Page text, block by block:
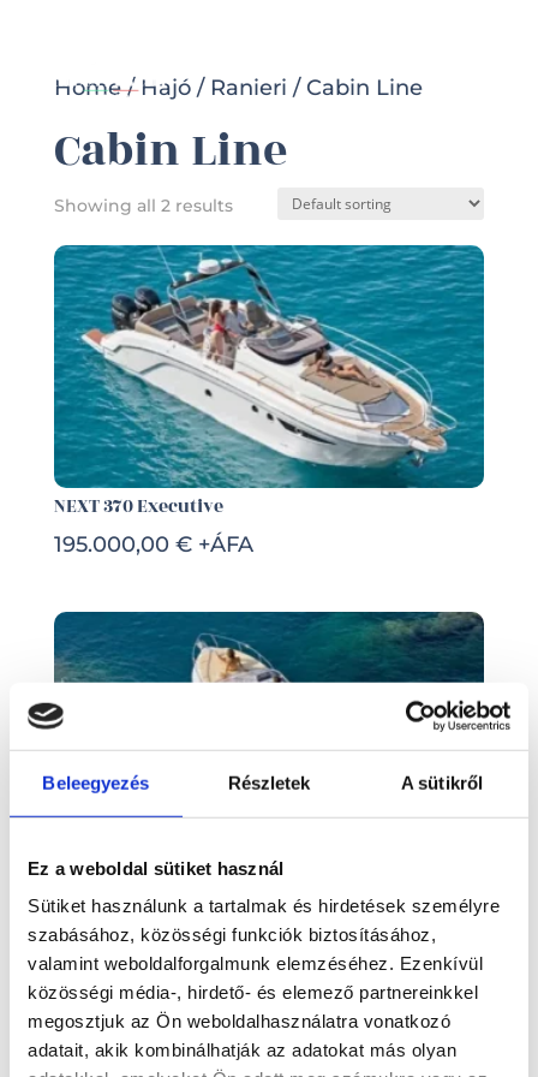
Beleegyezés Részletek A sütikről
Ez a weboldal sütiket használ
Sütiket használunk a tartalmak és hirdetések személyre
szabásához, közösségi funkciók biztosításához,
valamint weboldalforgalmunk elemzéséhez. Ezenkívül
közösségi média-, hirdető- és elemező partnereinkkel
megosztjuk az Ön weboldalhasználatra vonatkozó
adatait, akik kombinálhatják az adatokat más olyan
Home/Hajó/ Ranieri / Cabin Line
Cabin Line
Showing all 2 results
NEXT 370 Executive
195.000,00 € +ÁFA
SL 24
Nem rendelhető
Search